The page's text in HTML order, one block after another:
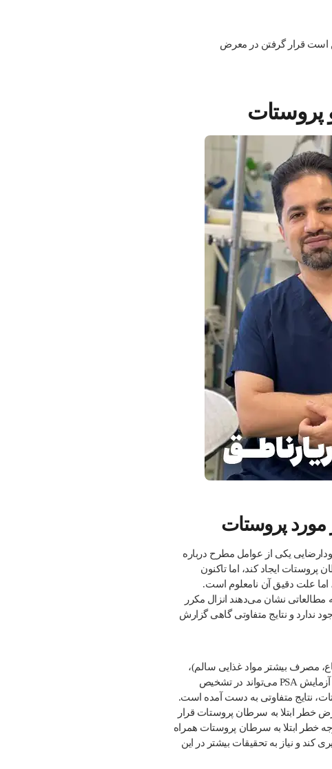
است قرار گرفتن در معرض
پروستات
مورد پروستات
یکی از عوامل مطرح درباره
ایجاد کند، اما تاکنون
اما علت دقیق آن نامعلوم است.
نشان می‌دهند انزال مکرر
ندارد و نتایج متفاوتی گاهی گزارش
مصرف بیشتر مواد غذایی سالم)،
فعالیت جسمانی منظم، و حفظ وزن سالم توصیه می‌شود. همچنین، غربالگری سرطان پروستات با آزمایش PSA می‌تواند در تشخیص
نتایج متفاوتی به دست آمده است.
که انزال مکرر داشتند، با کاهش ۲۰ درصدی در معرض خطر ابتلا به سرطان پروستات قرار
با کاهش قابل توجه خطر ابتلا به سرطان پروستات همراه
و نیاز به تحقیقات بیشتر در این